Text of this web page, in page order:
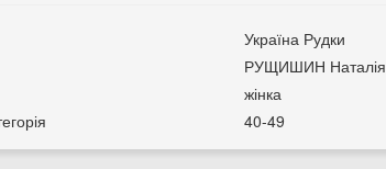
Україна Рудки
РУЩИШИН Наталія
жінка
40-49